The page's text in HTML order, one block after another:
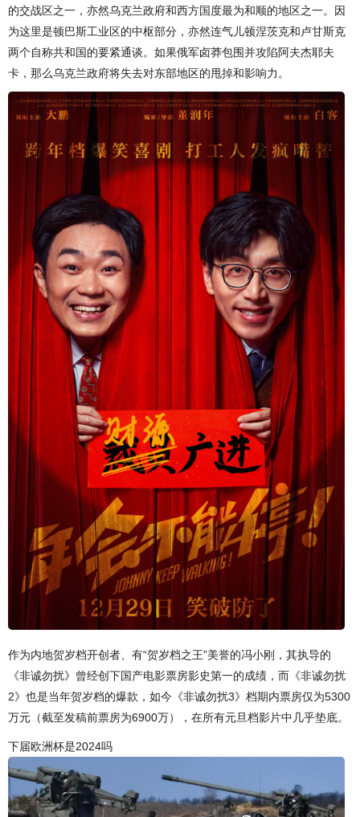
的交战区之一，亦然乌克兰政府和西方国度最为和顺的地区之一。因
为这里是顿巴斯工业区的中枢部分，亦然连气儿顿涅茨克和卢甘斯克
两个自称共和国的要紧通谈。如果俄军卤莽包围并攻陷阿夫杰耶夫
卡，那么乌克兰政府将失去对东部地区的甩掉和影响力。
作为内地贺岁档开创者、有“贺岁档之王”美誉的冯小刚，其执导的
《非诚勿扰》曾经创下国产电影票房影史第一的成绩，而《非诚勿扰
2》也是当年贺岁档的爆款，如今《非诚勿扰3》档期内票房仅为5300
万元（截至发稿前票房为6900万），在所有元旦档影片中几乎垫底。
下届欧洲杯是2024吗